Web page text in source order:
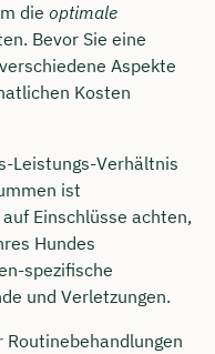
die optimale
Bevor Sie eine
Aspekte
Kosten
Leistungs-Verhältnis
ist
Einschlüsse achten,
Hundes
spezifische
und Verletzungen.
Routinebehandlungen